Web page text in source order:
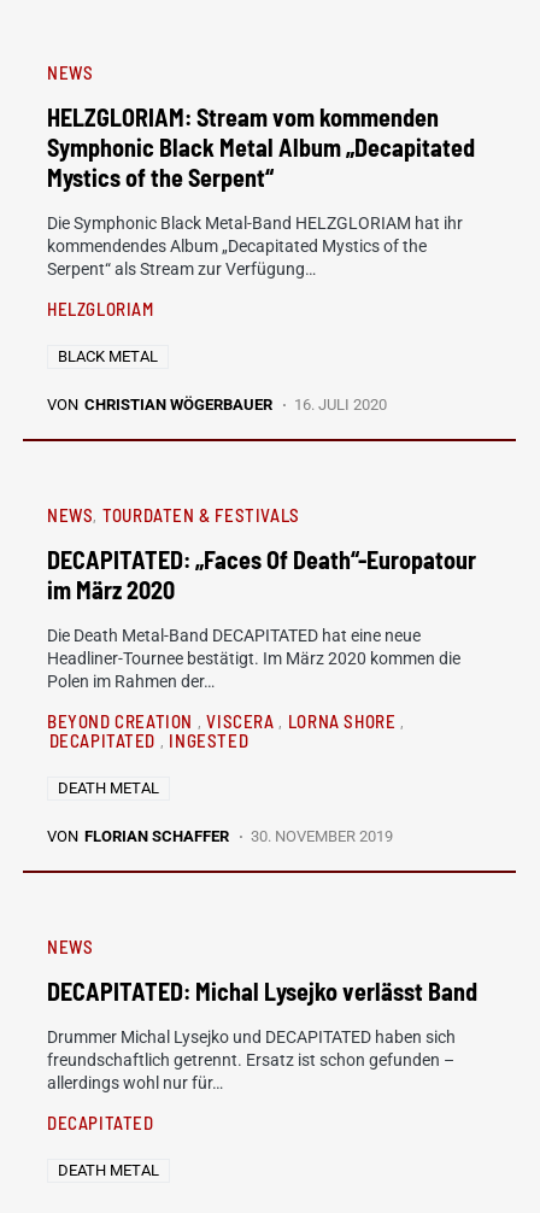
NEWS
HELZGLORIAM: Stream vom kommenden
Symphonic Black Metal Album „Decapitated
Mystics of the Serpent“
Die Symphonic Black Metal-Band HELZGLORIAM hat ihr
kommendendes Album „Decapitated Mystics of the
Serpent“ als Stream zur Verfügung…
HELZGLORIAM
BLACK METAL
VON CHRISTIAN WÖGERBAUER 16. JULI 2020
NEWS TOURDATEN & FESTIVALS
DECAPITATED: „Faces Of Death“-Europatour
im März 2020
Die Death Metal-Band DECAPITATED hat eine neue
Headliner-Tournee bestätigt. Im März 2020 kommen die
Polen im Rahmen der…
BEYOND CREATION VISCERA
LORNA SHORE
DECAPITATED
INGESTED
DEATH METAL
VON FLORIAN SCHAFFER 30. NOVEMBER 2019
NEWS
DECAPITATED: Michal Lysejko verlässt Band
Drummer Michal Lysejko und DECAPITATED haben sich
freundschaftlich getrennt. Ersatz ist schon gefunden –
allerdings wohl nur für…
DECAPITATED
DEATH METAL